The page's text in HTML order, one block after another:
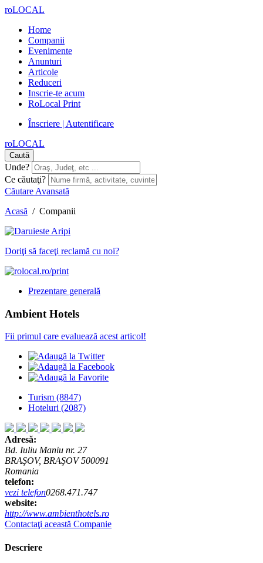
roLOCAL
Home
Companii
Evenimente
Anunturi
Articole
Reduceri
Inscrie-te acum
RoLocal Print
Înscriere | Autentificare
roLOCAL
Caută
Unde?
Ce căutaţi?
Căutare Avansată
Acasă / Companii
Doriţi să faceţi reclamă cu noi?
Prezentare generală
Ambient Hotels
Fii primul care evaluează acest articol!
Turism (8847)
Hoteluri (2087)
Adresă:
Bd. Iuliu Maniu nr. 27
BRAŞOV, BRAŞOV 500091
Romania
telefon:
vezi telefon0268.471.747
website:
http://www.ambienthotels.ro
Contactaţi această Companie
Descriere